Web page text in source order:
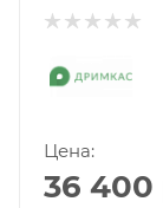
Цена:
36 400